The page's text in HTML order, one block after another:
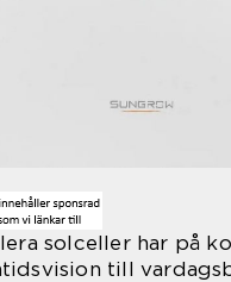
solceller har på
till